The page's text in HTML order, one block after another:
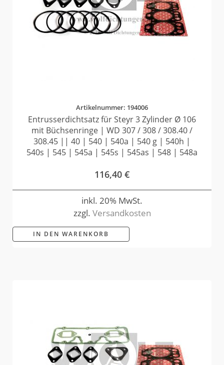
Artikelnummer: 194006
Entrusserdichtsatz für Steyr 3 Zylinder Ø 106
mit Büchsenringe | WD 307 / 308 / 308.40 /
308.45 || 40 | 540 | 540a | 540 g | 540h |
540s | 545 | 545a | 545s | 545as | 548 | 548a
116,40 €
inkl. 20% MwSt.
zzgl. Versandkosten
IN DEN WARENKORB